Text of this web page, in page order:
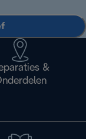
&